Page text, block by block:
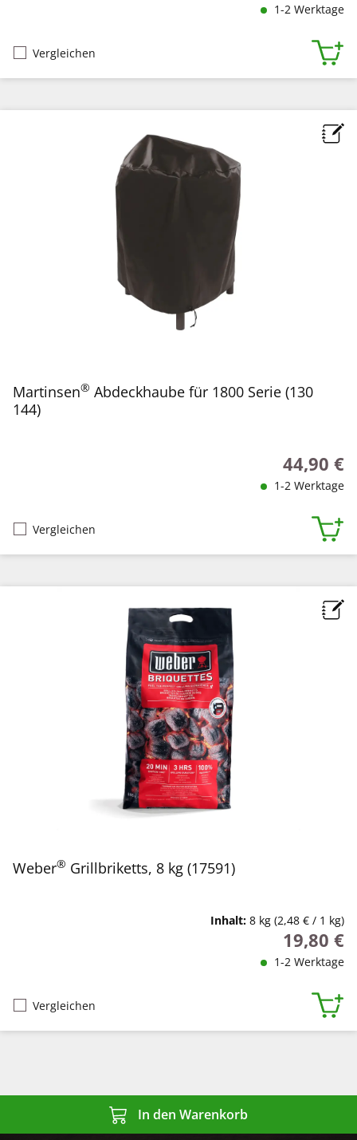
1-2 Werktage
Vergleichen
Martinsen® Abdeckhaube für 1800 Serie (130
144)
Regulärer
44,90 €
1-2 Werktage
Vergleichen
Weber® Grillbriketts, 8 kg (17591)
Inhalt: 8 kg (2,48 € / 1 kg)
Regulärer
19,80 €
1-2 Werktage
Vergleichen
In den Warenkorb